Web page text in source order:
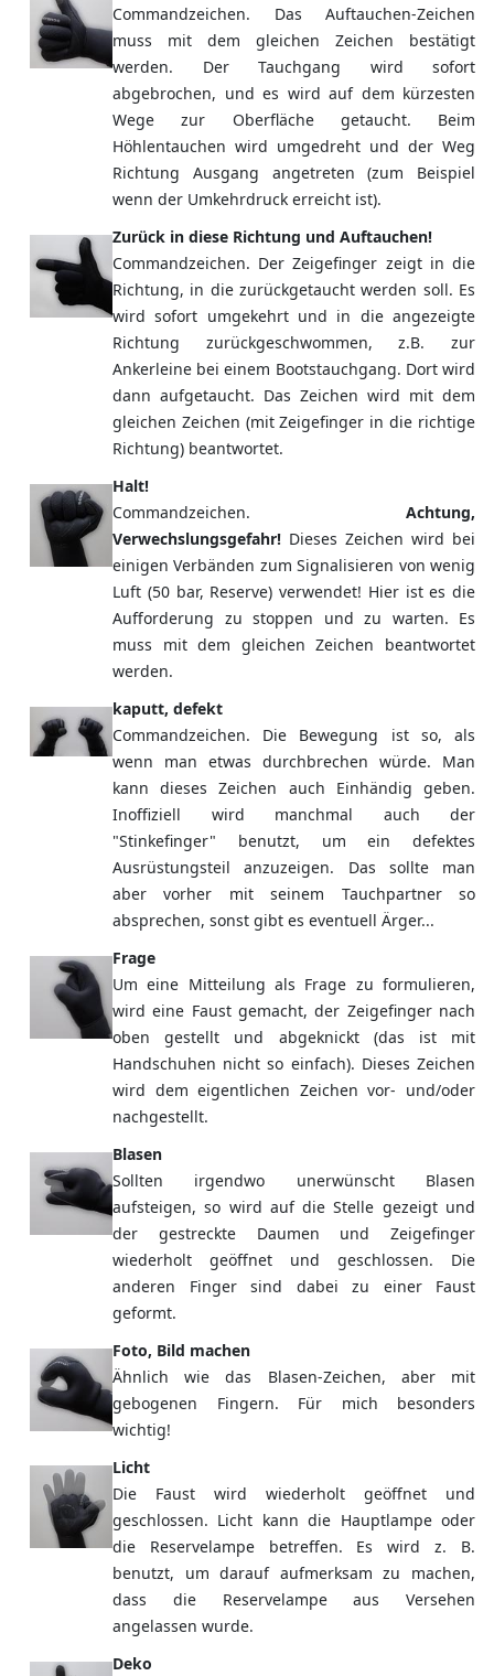
Commandzeichen. Das Auftauchen-Zeichen
muss mit dem gleichen Zeichen bestätigt
werden. Der Tauchgang wird sofort
abgebrochen, und es wird auf dem kürzesten
Wege zur Oberfläche getaucht. Beim
Höhlentauchen wird umgedreht und der Weg
Richtung Ausgang angetreten (zum Beispiel
wenn der Umkehrdruck erreicht ist).
Zurück in diese Richtung und Auftauchen!
Commandzeichen. Der Zeigefinger zeigt in die
Richtung, in die zurückgetaucht werden soll. Es
wird sofort umgekehrt und in die angezeigte
Richtung zurückgeschwommen, z.B. zur
Ankerleine bei einem Bootstauchgang. Dort wird
dann aufgetaucht. Das Zeichen wird mit dem
gleichen Zeichen (mit Zeigefinger in die richtige
Richtung) beantwortet.
Halt!
Commandzeichen. Achtung,
Verwechslungsgefahr! Dieses Zeichen wird bei
einigen Verbänden zum Signalisieren von wenig
Luft (50 bar, Reserve) verwendet! Hier ist es die
Aufforderung zu stoppen und zu warten. Es
muss mit dem gleichen Zeichen beantwortet
werden.
kaputt, defekt
Commandzeichen. Die Bewegung ist so, als
wenn man etwas durchbrechen würde. Man
kann dieses Zeichen auch Einhändig geben.
Inoffiziell wird manchmal auch der
"Stinkefinger" benutzt, um ein defektes
Ausrüstungsteil anzuzeigen. Das sollte man
aber vorher mit seinem Tauchpartner so
absprechen, sonst gibt es eventuell Ärger...
Frage
Um eine Mitteilung als Frage zu formulieren,
wird eine Faust gemacht, der Zeigefinger nach
oben gestellt und abgeknickt (das ist mit
Handschuhen nicht so einfach). Dieses Zeichen
wird dem eigentlichen Zeichen vor- und/oder
nachgestellt.
Blasen
Sollten irgendwo unerwünscht Blasen
aufsteigen, so wird auf die Stelle gezeigt und
der gestreckte Daumen und Zeigefinger
wiederholt geöffnet und geschlossen. Die
anderen Finger sind dabei zu einer Faust
geformt.
Foto, Bild machen
Ähnlich wie das Blasen-Zeichen, aber mit
gebogenen Fingern. Für mich besonders
wichtig!
Licht
Die Faust wird wiederholt geöffnet und
geschlossen. Licht kann die Hauptlampe oder
die Reservelampe betreffen. Es wird z. B.
benutzt, um darauf aufmerksam zu machen,
dass die Reservelampe aus Versehen
angelassen wurde.
Deko